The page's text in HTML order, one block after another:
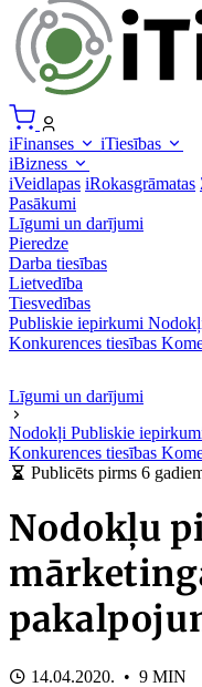
iFinanses
iTiesības
iBizness
iVeidlapas iRokasgrāmatas
Pasākumi
Līgumi un darījumi
Pieredze
Darba tiesības
Lietvedība
Tiesvedības
Publiskie iepirkumi
Konkurences tiesības
Līgumi un darījumi
Nodokļi Publiskie
Konkurences tiesības
Publicēts pirms 6
Nodokļu
14.04.2020. • 9 MIN